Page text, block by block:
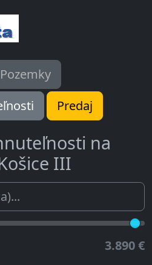
Pozemky
Predaj
na
III
3.890 €